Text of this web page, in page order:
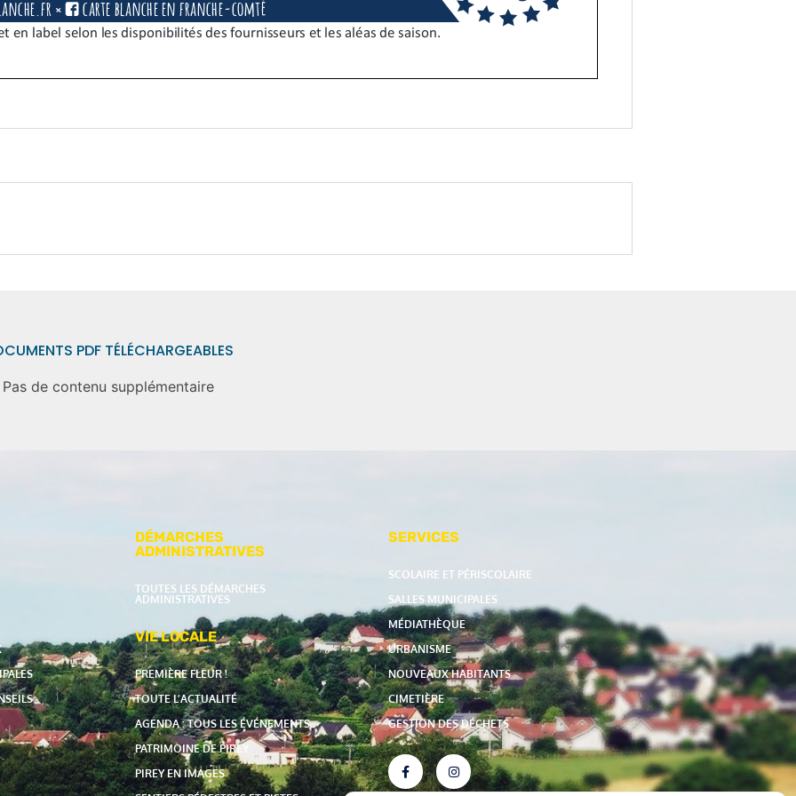
PDF TÉLÉCHARGEABLES
Pas de contenu supplémentaire
DÉMARCHES
ADMINISTRATIVES
TOUTES LES DÉMARCHES
ADMINISTRATIVES
VIE LOCALE
PREMIÈRE FLEUR !
TOUTE L’ACTUALITÉ
AGENDA : TOUS LES ÉVÉNEMENTS
PATRIMOINE DE PIREY
PIREY EN IMAGES
SERVICES
SCOLAIRE ET PÉRISCOLAIRE
SALLES MUNICIPALES
MÉDIATHÈQUE
URBANISME
NOUVEAUX HABITANTS
CIMETIÈRE
GESTION DES DÉCHETS